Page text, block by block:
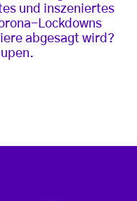
und inszeniertes
Lockdowns
abgesagt wird?